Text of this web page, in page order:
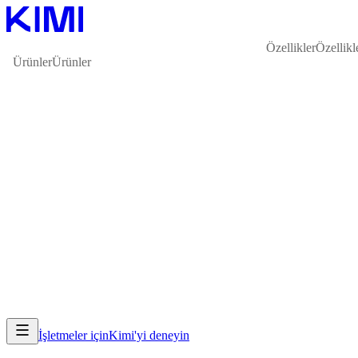
ÜrünlerÜrünler
Özellikler
İşletmeler içinKimi'yi deneyin